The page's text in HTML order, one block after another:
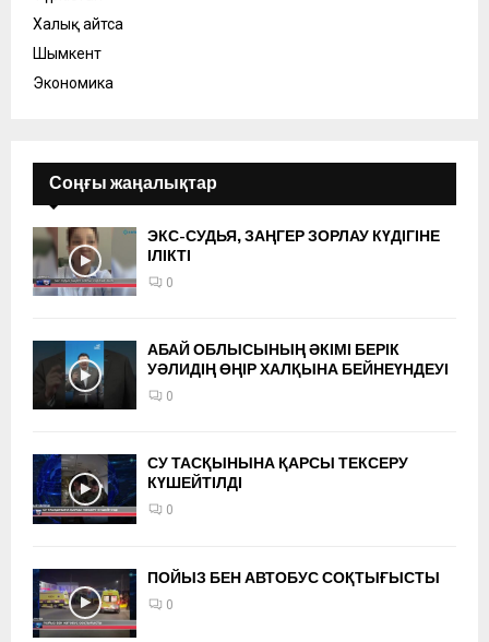
Халық айтса
Шымкент
Экономика
Соңғы жаңалықтар
ЭКС-СУДЬЯ, ЗАҢГЕР ЗОРЛАУ КҮДІГІНЕ
ІЛІКТІ
0
АБАЙ ОБЛЫСЫНЫҢ ӘКІМІ БЕРІК
УӘЛИДІҢ ӨҢІР ХАЛҚЫНА БЕЙНЕҮНДЕУІ
0
СУ ТАСҚЫНЫНА ҚАРСЫ ТЕКСЕРУ
КҮШЕЙТІЛДІ
0
ПОЙЫЗ БЕН АВТОБУС СОҚТЫҒЫСТЫ
0